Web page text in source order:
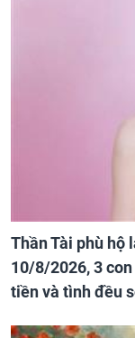
Thần Tài phù hộ
10/8/2026, 3
tiền và tình đều